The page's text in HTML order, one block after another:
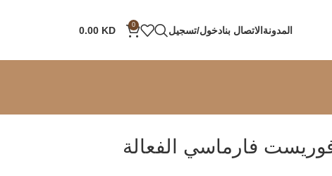
المدونةالاتصال بنادخول/تسجيل 0
0.00 KD
فارماسي الفعالة